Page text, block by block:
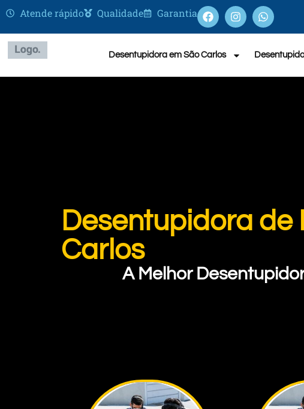
Atende rápido Qualidade Garantia
Desentupidora em São Carlos
Desentupidora de
Carlos
A Melhor